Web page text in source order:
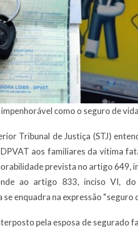
como o seguro de
Tribunal de Justiça (STJ)
aos familiares da vítima
prevista no artigo 649,
ao artigo 833, inciso VI,
enquadra na expressão “seguro
pela esposa de segurado